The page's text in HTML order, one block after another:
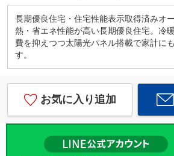
長期優良住宅・住宅性能表示取得済みオ
熱・省エネ性能が高い長期優良住宅。冷
費を抑えつつ太陽光パネル搭載で家計に
す。
お気に入り追加